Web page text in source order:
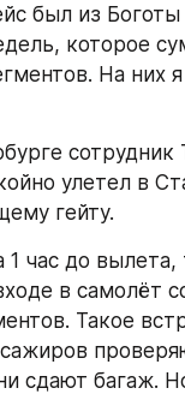
был из
которое
На них
сотрудник
улетел в
гейту.
час до вылета,
в самолёт
Такое
сдают багаж.